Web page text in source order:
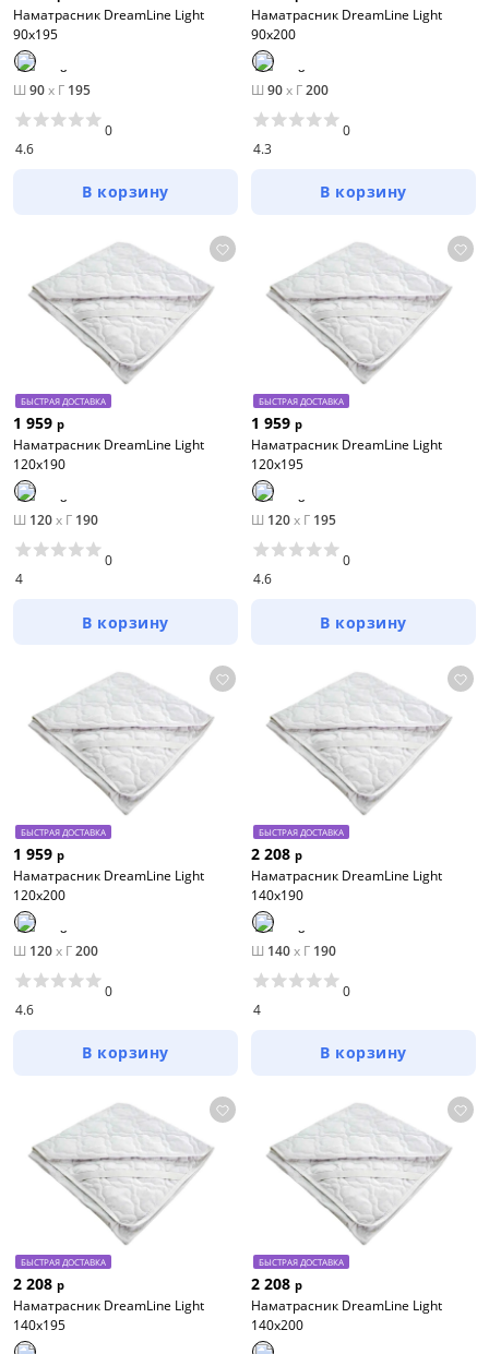
Наматрасник DreamLine Light
90х195
Ш 90x Г 195
4.6
0
В корзину
Наматрасник DreamLine Light
90х200
Ш 90x Г200
4.3
0
В корзину
БЫСТРАЯ ДОСТАВКА
1 959 р
Наматрасник DreamLine Light
120х190
Ш 120x Г 190
4
0
В корзину
БЫСТРАЯ ДОСТАВКА
1 959 р
Наматрасник DreamLine Light
120х195
Ш 120x Г 195
4.6
0
В корзину
БЫСТРАЯ ДОСТАВКА
1 959 р
Наматрасник DreamLine Light
120х200
Ш 120x Г200
4.6
0
В корзину
БЫСТРАЯ ДОСТАВКА
2 208 р
Наматрасник DreamLine Light
140х190
Ш 140x Г 190
4
0
В корзину
БЫСТРАЯ ДОСТАВКА
2 208 р
Наматрасник DreamLine Light
140х195
БЫСТРАЯ ДОСТАВКА
2 208 р
Наматрасник DreamLine Light
140х200